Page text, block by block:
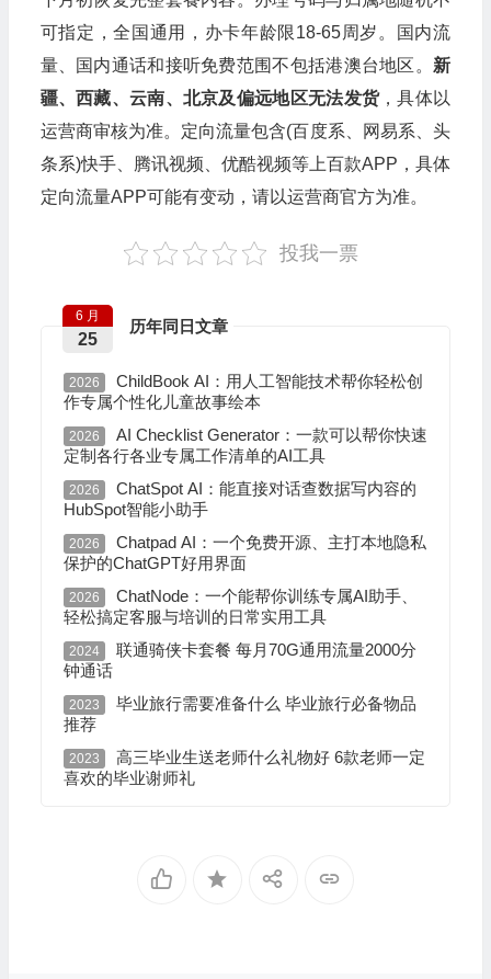
可指定，全国通用，办卡年龄限18-65周岁。国内流
量、国内通话和接听免费范围不包括港澳台地区。 新
疆、西藏、云南、北京及偏远地区无法发货，具体以
运营商审核为准。定向流量包含(百度系、网易系、头
条系)快手、腾讯视频、优酷视频等上百款APP，具体
定向流量APP可能有变动，请以运营商官方为准。
投我一票
历年同日文章
6 月
25
2026
ChildBook AI：用人工智能技术帮你轻松创
作专属个性化儿童故事绘本
2026
AI Checklist Generator：一款可以帮你快速
定制各行各业专属工作清单的AI工具
2026
ChatSpot AI：能直接对话查数据写内容的
HubSpot智能小助手
2026
Chatpad AI：一个免费开源、主打本地隐私
保护的ChatGPT好用界面
2026
ChatNode：一个能帮你训练专属AI助手、
轻松搞定客服与培训的日常实用工具
2024
联通骑侠卡套餐 每月70G通用流量2000分
钟通话
2023
毕业旅行需要准备什么 毕业旅行必备物品
推荐
2023
高三毕业生送老师什么礼物好 6款老师一定
喜欢的毕业谢师礼